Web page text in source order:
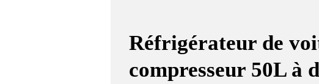
Réfrigérateur de
compresseur 50L à